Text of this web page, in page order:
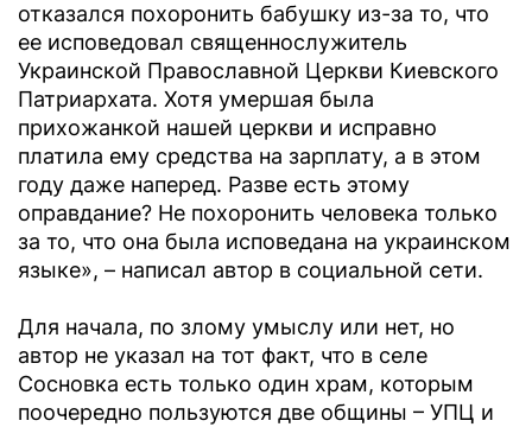
отказался похоронить бабушку из-за то, что
ее исповедовал священнослужитель
Украинской Православной Церкви Киевского
Патриархата. Хотя умершая была
прихожанкой нашей церкви и исправно
платила ему средства на зарплату, а в этом
году даже наперед. Разве есть этому
оправдание? Не похоронить человека только
за то, что она была исповедана на украинском
языке», – написал автор в социальной сети.
Для начала, по злому умыслу или нет, но
автор не указал на тот факт, что в селе
Сосновка есть только один храм, которым
поочередно пользуются две общины – УПЦ и